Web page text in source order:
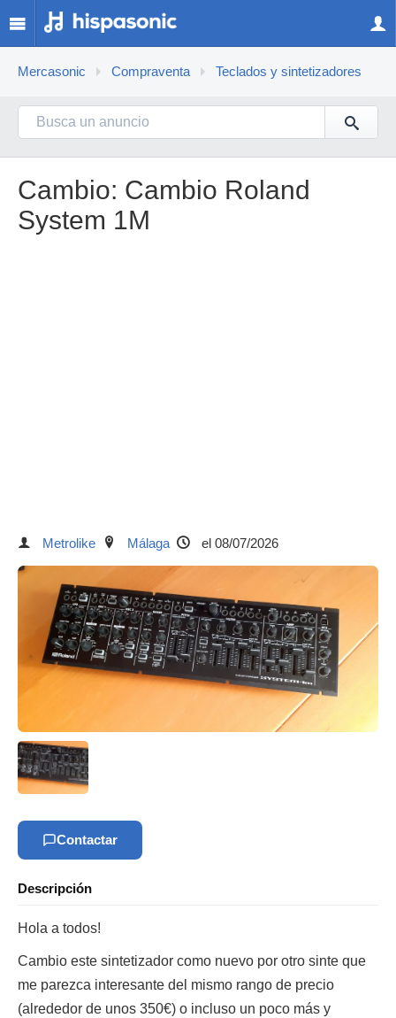
Mercasonic Compraventa Teclados y sintetizadores
Cambio: Cambio Roland
System 1M
Metrolike Málaga el 08/07/2026
Contactar
Descripción
Hola a todos!
Cambio este sintetizador como nuevo por otro sinte que
me parezca interesante del mismo rango de precio
(alrededor de unos 350€) o incluso un poco más y